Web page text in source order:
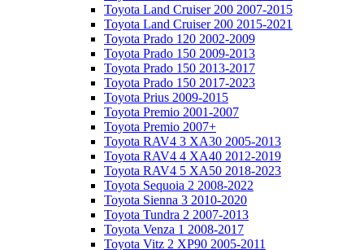
Toyota Land Cruiser 200 2007-2015
Toyota Land Cruiser 200 2015-2021
Toyota Prado 120 2002-2009
Toyota Prado 150 2009-2013
Toyota Prado 150 2013-2017
Toyota Prado 150 2017-2023
Toyota Prius 2009-2015
Toyota Premio 2001-2007
Toyota Premio 2007+
Toyota RAV4 3 XA30 2005-2013
Toyota RAV4 4 XA40 2012-2019
Toyota RAV4 5 XA50 2018-2023
Toyota Sequoia 2 2008-2022
Toyota Sienna 3 2010-2020
Toyota Tundra 2 2007-2013
Toyota Venza 1 2008-2017
Toyota Vitz 2 XP90 2005-2011